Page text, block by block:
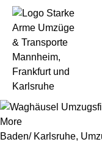
More
Baden/ Karlsruhe,